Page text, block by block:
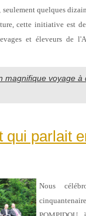
quelques
cette initiative est
et éleveurs de
magnifique voyage à
qui parlait
Nous